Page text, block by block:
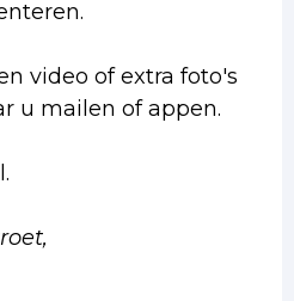
video of extra foto's
u mailen of appen.